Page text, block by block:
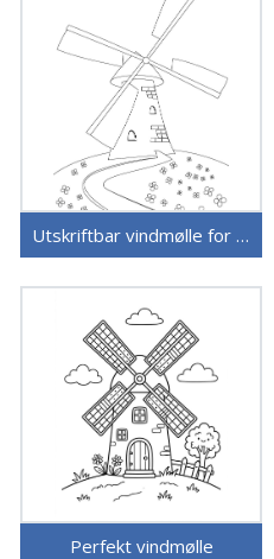
Utskriftbar vindmølle for barn
Perfekt vindmølle